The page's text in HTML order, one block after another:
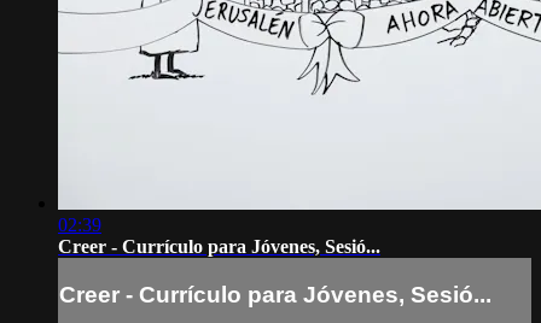
02:39
Creer - Currículo para Jóvenes, Sesió...
Creer - Currículo para Jóvenes, Sesió...